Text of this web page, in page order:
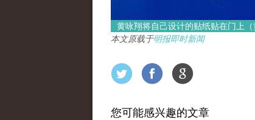
黄咏翔将自己设计的贴纸贴在门上（
本文原载于明报即时新闻
您可能感兴趣的文章